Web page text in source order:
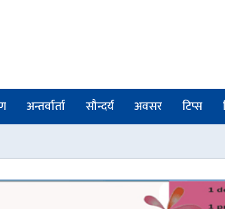
अन्तर्वार्ता सौन्दर्य अवसर टिप्स